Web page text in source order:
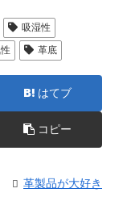
吸湿性
革底
はてブ
コピー
革製品が大好き